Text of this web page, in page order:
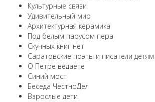
Культурные связи
Удивительный мир
Архитектурная керамика
Под белым парусом пера
Скучных книг нет
Саратовские поэты и писатели детям
О Петре ведаете
Синий мост
Беседа ЧестноДел
Взрослые дети